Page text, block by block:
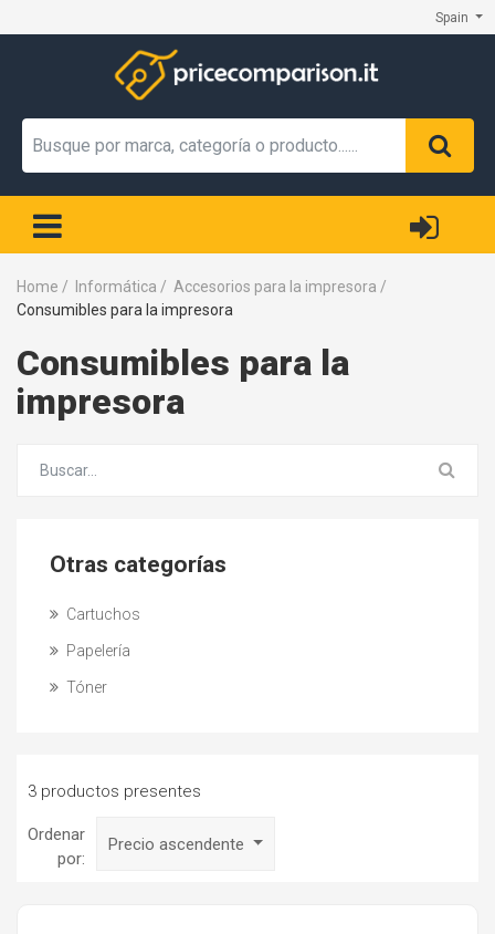
Spain
Home / Informática / Accesorios para la impresora /
Consumibles para la impresora
Consumibles para la
impresora
Otras categorías
Cartuchos
Papelería
Tóner
3 productos presentes
Ordenar
por:
Precio ascendente